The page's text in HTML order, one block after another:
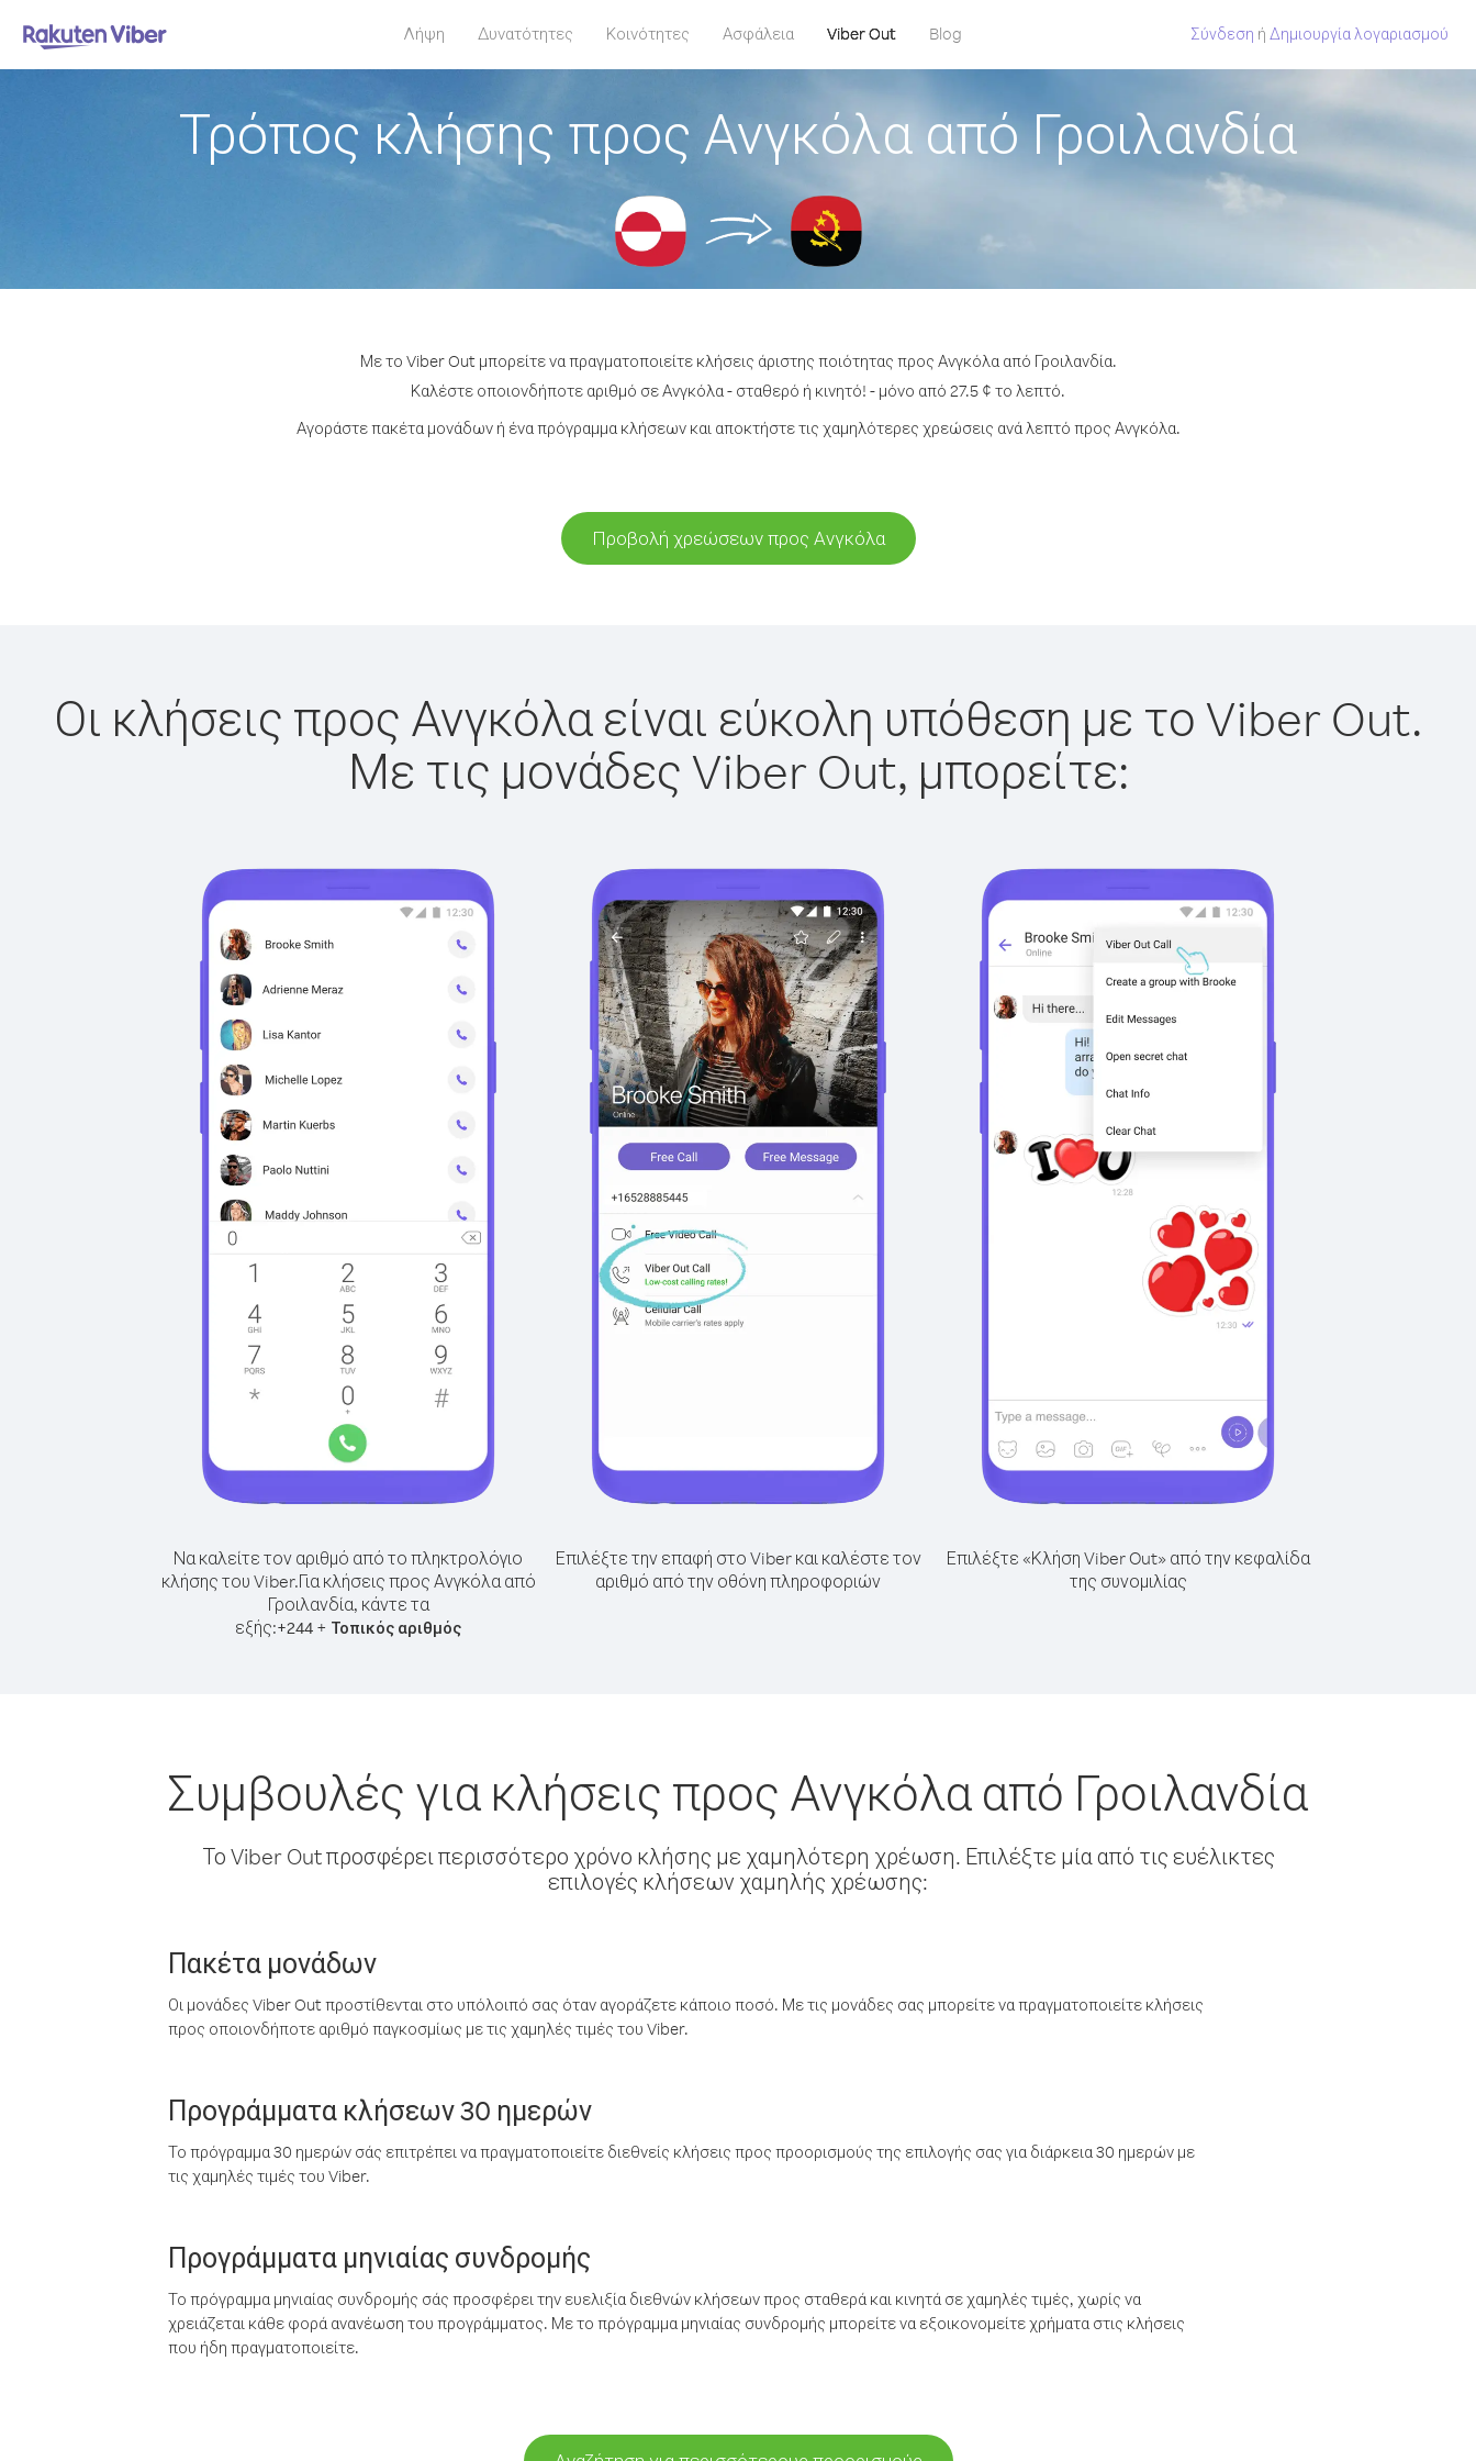
Λήψη Δυνατότητες Κοινότητες Ασφάλεια Viber Out Blog Σύνδεση ή Δημιουργία λογαριασμού
Τρόπος κλήσης προς Ανγκόλα από Γροιλανδία
Με το Viber Out μπορείτε να πραγματοποιείτε κλήσεις άριστης ποιότητας προς Ανγκόλα από Γροιλανδία.
Καλέστε οποιονδήποτε αριθμό σε Ανγκόλα - σταθερό ή κινητό! - μόνο από 27.5 ¢ το λεπτό.
Αγοράστε πακέτα μονάδων ή ένα πρόγραμμα κλήσεων και αποκτήστε τις χαμηλότερες χρεώσεις ανά λεπτό προς Ανγκόλα.
Προβολή χρεώσεων προς Ανγκόλα
Οι κλήσεις προς Ανγκόλα είναι εύκολη υπόθεση με το Viber Out.
Με τις μονάδες Viber Out, μπορείτε:
Να καλείτε τον αριθμό από το πληκτρολόγιο
κλήσης του Viber.Για κλήσεις προς Ανγκόλα από
Γροιλανδία, κάντε τα
εξής:+244 + Τοπικός αριθμός
Επιλέξτε την επαφή στο Viber και καλέστε τον
αριθμό από την οθόνη πληροφοριών
Επιλέξτε «Κλήση Viber Out» από την κεφαλίδα
της συνομιλίας
Συμβουλές για κλήσεις προς Ανγκόλα από Γροιλανδία
Το Viber Out προσφέρει περισσότερο χρόνο κλήσης με χαμηλότερη χρέωση. Επιλέξτε μία από τις ευέλικτες
επιλογές κλήσεων χαμηλής χρέωσης:
Πακέτα μονάδων
Οι μονάδες Viber Out προστίθενται στο υπόλοιπό σας όταν αγοράζετε κάποιο ποσό. Με τις μονάδες σας μπορείτε να πραγματοποιείτε κλήσεις
προς οποιονδήποτε αριθμό παγκοσμίως με τις χαμηλές τιμές του Viber.
Προγράμματα κλήσεων 30 ημερών
Το πρόγραμμα 30 ημερών σάς επιτρέπει να πραγματοποιείτε διεθνείς κλήσεις προς προορισμούς της επιλογής σας για διάρκεια 30 ημερών με
τις χαμηλές τιμές του Viber.
Προγράμματα μηνιαίας συνδρομής
Το πρόγραμμα μηνιαίας συνδρομής σάς προσφέρει την ευελιξία διεθνών κλήσεων προς σταθερά και κινητά σε χαμηλές τιμές, χωρίς να
χρειάζεται κάθε φορά ανανέωση του προγράμματος. Με το πρόγραμμα μηνιαίας συνδρομής μπορείτε να εξοικονομείτε χρήματα στις κλήσεις
που ήδη πραγματοποιείτε.